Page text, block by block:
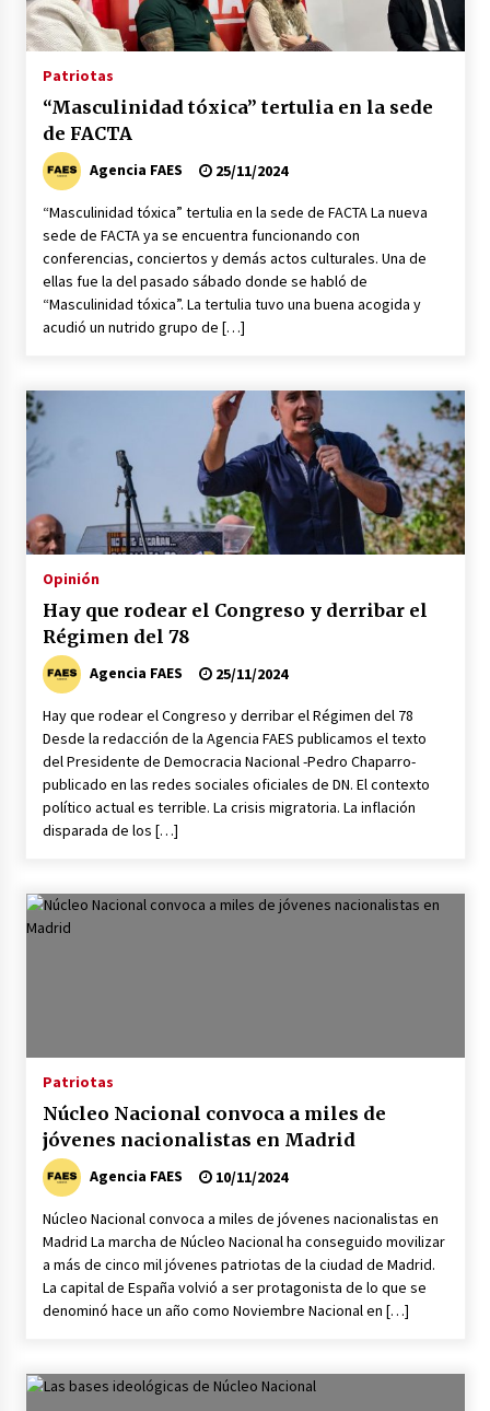
La mujer de Pedro Sánchez a juicio popular se
acerca su prisión
Abascal critica la gestión del Gobierno del
08/06/2026
Feijóo pide a los separatistas que le apoyen en
una moción de censura
02/06/2026
La política española al rojo vivo en la
actualidad
Pedro Sánchez apoya a Zapatero como líder de
la supuesta trama corrupta
28/05/2026
Los socios de Gobierno contra la Ley de
vivienda de Pedro Sánchez
12/01/2026
Zapatero en el punto de mira de la Audiencia
Nacional por sus vínculos con Nicolás Maduro
Las charos se manifiestan en Ferraz para
apoyar a Pedro Sánchez
28/04/2024
Irene Montero habla de su sexualidad con
Abascal y Zapatero defiende la inmigración
Los terroristas de ETA ganan las elecciones en
Patriotas
“Masculinidad tóxica” tertulia en la sede
de FACTA
Agencia FAES 25/11/2024
“Masculinidad tóxica” tertulia en la sede de FACTA La nueva
sede de FACTA ya se encuentra funcionando con
conferencias, conciertos y demás actos culturales. Una de
ellas fue la del pasado sábado donde se habló de
“Masculinidad tóxica”. La tertulia tuvo una buena acogida y
acudió un nutrido grupo de […]
Opinión
Hay que rodear el Congreso y derribar el
Régimen del 78
Agencia FAES 25/11/2024
Hay que rodear el Congreso y derribar el Régimen del 78
Desde la redacción de la Agencia FAES publicamos el texto
del Presidente de Democracia Nacional -Pedro Chaparro-
publicado en las redes sociales oficiales de DN. El contexto
político actual es terrible. La crisis migratoria. La inflación
disparada de los […]
Patriotas
Núcleo Nacional convoca a miles de
jóvenes nacionalistas en Madrid
Agencia FAES 10/11/2024
Núcleo Nacional convoca a miles de jóvenes nacionalistas en
Madrid La marcha de Núcleo Nacional ha conseguido movilizar
a más de cinco mil jóvenes patriotas de la ciudad de Madrid.
La capital de España volvió a ser protagonista de lo que se
denominó hace un año como Noviembre Nacional en […]